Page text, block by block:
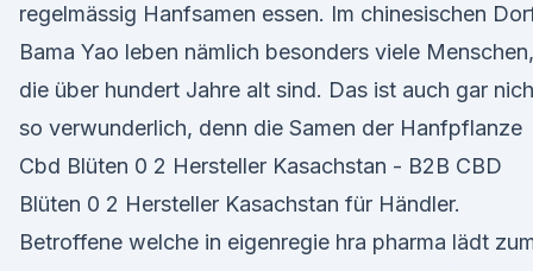
regelmässig Hanfsamen essen. Im chinesischen
Bama Yao leben nämlich besonders viele Menschen,
die über hundert Jahre alt sind. Das ist auch gar
so verwunderlich, denn die Samen der Hanfpflanze
Cbd Blüten 0 2 Hersteller Kasachstan - B2B CBD
Blüten 0 2 Hersteller Kasachstan für Händler.
Betroffene welche in eigenregie hra pharma lädt